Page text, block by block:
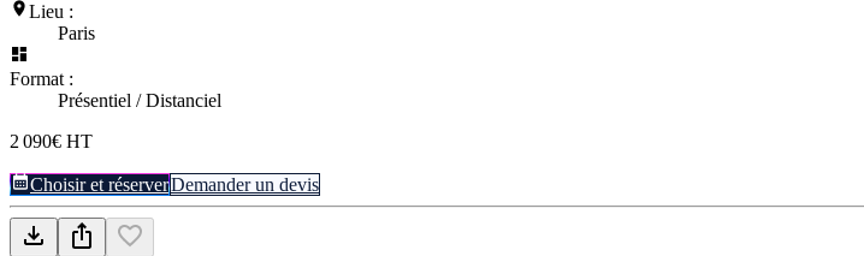
Lieu :
Paris
Format :
Présentiel / Distanciel
2 090€ HT
Choisir et réserverDemander un devis